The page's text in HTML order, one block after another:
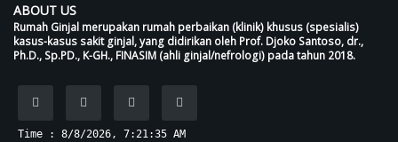
ABOUT US
Rumah Ginjal merupakan rumah perbaikan (klinik) khusus (spesialis)
kasus-kasus sakit ginjal, yang didirikan oleh Prof. Djoko Santoso, dr.,
Ph.D., Sp.PD., K-GH., FINASIM (ahli ginjal/nefrologi) pada tahun 2018.
Time : 8/8/2026, 7:21:36 AM